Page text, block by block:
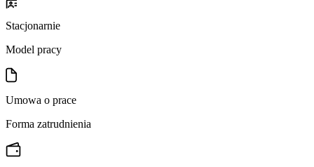
Stacjonarnie
Model pracy
Umowa o prace
Forma zatrudnienia